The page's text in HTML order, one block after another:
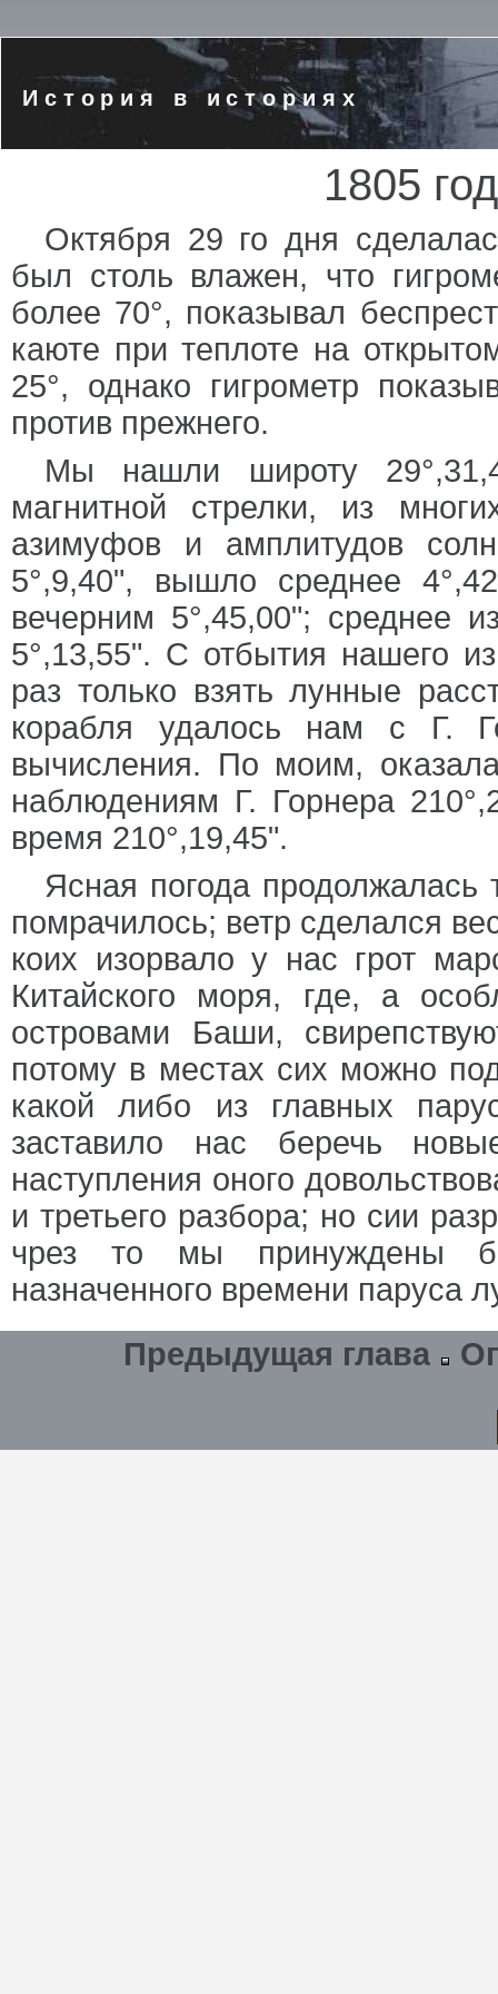
История в историях
1805
Октября 29 го дня
был столь влажен, что
более 70°, показывал
каюте при теплоте на
25°, однако гигрометр
против прежнего.
Мы нашли широту
магнитной стрелки, из
азимуфов и амплитудов
5°,9,40", вышло среднее
вечерним 5°,45,00"; среднее
5°,13,55". С отбытия нашего
раз только взять лунные
корабля удалось нам с Г.
вычисления. По моим,
наблюдениям Г. Горнера
время 210°,19,45".
Ясная погода
помрачилось; ветр сделался
коих изорвало у нас грот
Китайского моря, где, а
островами Баши,
потому в местах сих можно
какой либо из главных
заставило нас беречь
наступления оного
и третьего разбора; но сии
чрез то мы принуждены
назначенного времени паруса
Предыдущая глава